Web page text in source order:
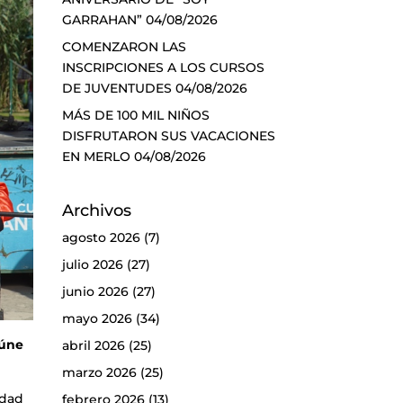
GARRAHAN” 04/08/2026
COMENZARON LAS
INSCRIPCIONES A LOS CURSOS
DE JUVENTUDES 04/08/2026
MÁS DE 100 MIL NIÑOS
DISFRUTARON SUS VACACIONES
EN MERLO 04/08/2026
Archivos
agosto 2026(7)
julio 2026(27)
junio 2026(27)
mayo 2026(34)
abril 2026(25)
marzo 2026(25)
febrero 2026(13)